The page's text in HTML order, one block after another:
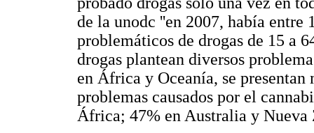
de la unodc ''en 2007, había
problemáticos de drogas de 15 a
drogas plantean diversos
en África y Oceanía, se presentan
problemas causados por el
África; 47% en Australia y Nueva